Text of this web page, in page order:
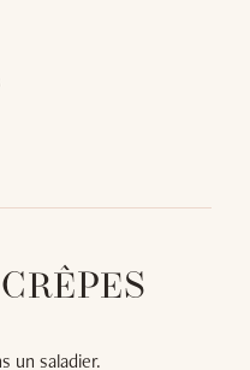
un saladier.